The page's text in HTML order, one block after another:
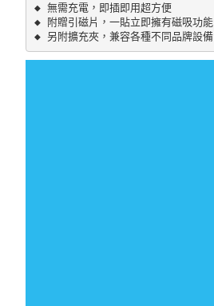
◆ 無需充電，即插即用超方便
◆ 附贈引磁片，一貼立即擁有磁吸功能
◆ 另附擴充夾，兼容各種不同品牌設備